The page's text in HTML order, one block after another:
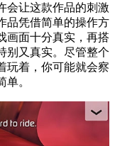
会让这款作品的刺激
品凭借简单的操作方
画面十分真实，再搭
别又真实。尽管整个
玩着，你可能就会察
。